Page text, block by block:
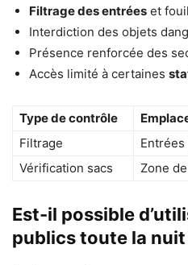
Filtrage des entrées et
Interdiction des objets
Présence renforcée des
Accès limité à certaines
Type de contrôle
Filtrage
Vérification sacs
Zone
Est-il possible
publics toute la nuit